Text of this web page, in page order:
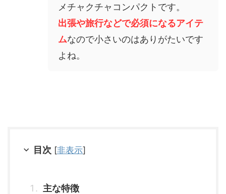
メチャクチャコンパクトです。
出張や旅行などで必須になるアイテ
ムなので小さいのはありがたいです
よね。
目次 [非表示]
主な特徴